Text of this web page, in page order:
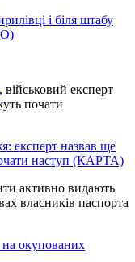
і біля штабу
, військовий експерт
почати
експерт назвав ще
наступ (КАРТА)
активно видають
власників паспорта
окупованих